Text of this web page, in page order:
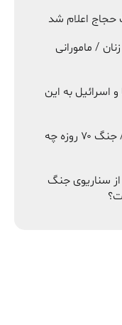
حجاج اعلام شد
/ مامورانی
اسرائیل به این
برندگان پنهان جنگ خاورمیانه / جنگ ۷۰ روزه چه
سناریوی جنگ